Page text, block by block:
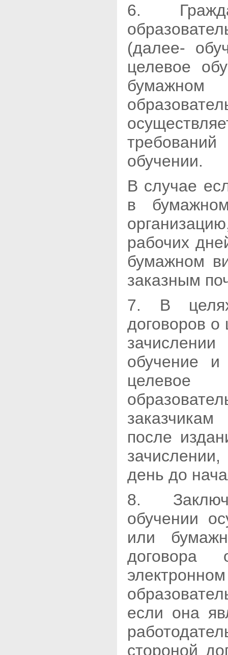
6.
(далее-
целевое
обучении.
В случае
в
рабочих
бумажном
заказным
7. В целях
договоров о
обучение
целевое
после
день до
8.
обучении
или
если она
стороной